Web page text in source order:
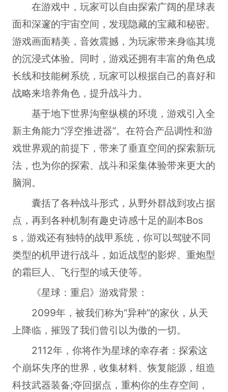
在游戏中，玩家可以自由探索广阔的星球表
面和深邃的宇宙空间，发现隐藏的宝藏和秘密。
游戏画面精美，音效震撼，为玩家带来身临其境
的沉浸式体验。同时，游戏还拥有丰富的角色成
长线和技能树系统，玩家可以根据自己的喜好和
战略来培养角色，提升战斗力。
基于地下世界沟壑纵横的环境，游戏引入全
新主角能力“浮空推进器”。在符合产品调性和游
戏世界观的前提下，带来了垂直空间的探索新玩
法，也为你的探索、战斗和采集体验带来更大的
脑洞。
囊括了各种战斗形式，从野外群战到攻占据
点，再到各种机制有趣史诗感十足的副本Bos
s，游戏还有独特的战甲系统，你可以驾驶不同
类型的机甲进行战斗，如近战型的影烬、重炮型
的霜巨人、飞行型的域天使等。
《星球：重启》游戏背景：
2099年，被我们称为“异种”的家伙，从天
上降临，摧毁了我们曾引以为傲的一切。
2112年，你将作为星球的幸存者：探索这
个崩坏失序的世界，收集材料、恢复能源，组造
科技武器装备;夺回据点，重构你的生存空间，